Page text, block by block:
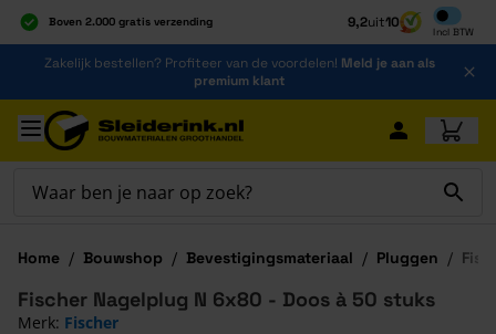
Boven 2.000 gratis verzending
Al 40 jaar dé specialist
Alles onder één dak
9,2uit10
Incl BTW
Inclusief
Ga naar de inhoud
Zakelijk bestellen? Profiteer van de voordelen! Meld je aan als
premium klant
Ga naar hoofdinhoud
Home / Bouwshop / Bevestigingsmateriaal / Pluggen /
Fischer Nagelplug N 6x80 - Doos à 50 stuks
Merk: Fischer